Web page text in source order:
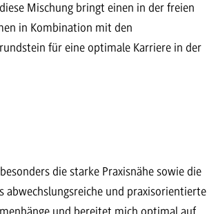
Mischung bringt einen in der freien
in Kombination mit den
für eine optimale Karriere in der
die starke Praxisnähe sowie die
abwechslungsreiche und praxisorientierte
und bereitet mich optimal auf